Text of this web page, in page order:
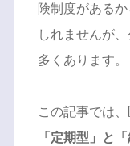
険制度がある
しれませんが
多くあります。
この記事では
「定期型」と